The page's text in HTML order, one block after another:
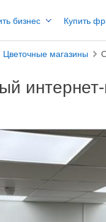
бизнес Купить
Цветочные магазины